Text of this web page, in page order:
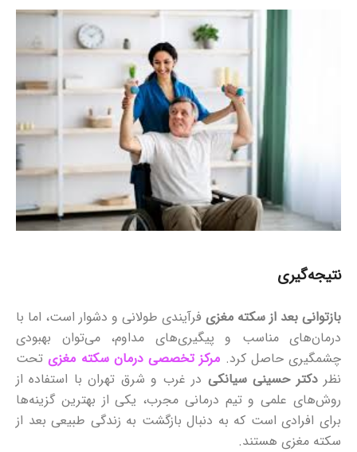
نتیجه‌گیری
بازتوانی بعد از سکته مغزی فرآیندی طولانی و دشوار است، اما با
درمان‌های مناسب و پیگیری‌های مداوم، می‌توان بهبودی
چشمگیری حاصل کرد. مرکز تخصصی درمان سکته مغزی تحت
نظر دکتر حسینی سیانکی در غرب و شرق تهران با استفاده از
روش‌های علمی و تیم درمانی مجرب، یکی از بهترین گزینه‌ها
برای افرادی است که به دنبال بازگشت به زندگی طبیعی بعد از
سکته مغزی هستند.